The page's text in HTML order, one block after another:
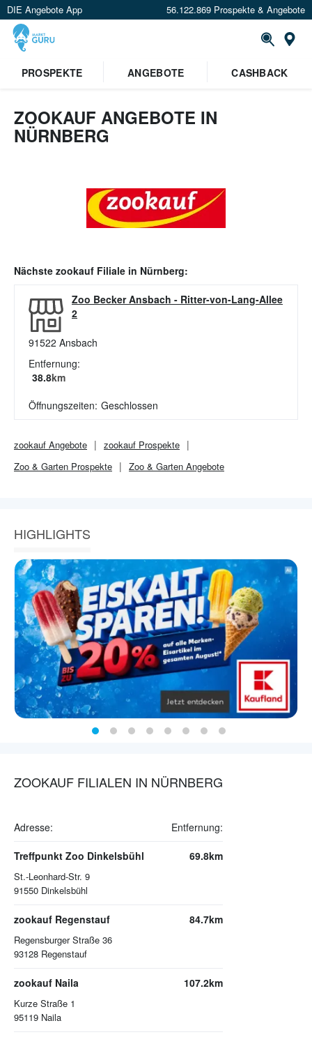
DIE Angebote App 56.122.869 Prospekte & Angebote
PROSPEKTE
ANGEBOTE CASHBACK
ZOOKAUF ANGEBOTE IN
NÜRNBERG
Nächste zookauf Filiale in Nürnberg:
Zoo Becker Ansbach - Ritter-von-Lang-Allee
2
91522 Ansbach
Entfernung:
38.8km
Öffnungszeiten: Geschlossen
zookauf Angebote zookauf Prospekte
Zoo & Garten Prospekte Zoo & Garten Angebote
HIGHLIGHTS
ZOOKAUF FILIALEN IN NÜRNBERG
Adresse: Entfernung:
Treffpunkt Zoo Dinkelsbühl
St.-Leonhard-Str. 9
91550 Dinkelsbühl
69.8km
zookauf Regenstauf
Regensburger Straße 36
93128 Regenstauf
84.7km
zookauf Naila
Kurze Straße 1
95119 Naila
107.2km